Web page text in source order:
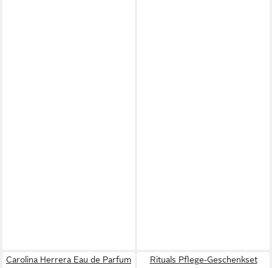
Carolina Herrera Eau de Parfum
Rituals Pflege-Geschenkset